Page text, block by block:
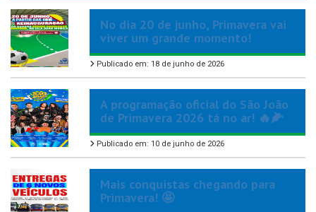
No dia 20 de junho, Primavera vai
viver um grande momento!
Publicado em: 18 de junho de 2026
A programação oficial do São João
de Primavera 2026 tá no ar! 🔥🌽
Publicado em: 10 de junho de 2026
Mais conquistas chegando para
Primavera! 🤩